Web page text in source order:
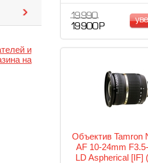
19 990
19 900 Р
Объектив Tamron
AF 10-24mm
LD Aspherical [IF]